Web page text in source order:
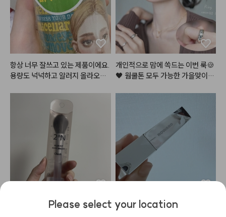
5번 컬러로 눈 두덩이를 전체적으
로 발라주고
9번 컬러로 쌍꺼풀 라인에 음영을
6번 컬러로 눈 두덩이 중앙을 시작
으로 가장자리까지 퍼뜨려 주고
10번 컬러로 눈 꼬리 음영을 준다
- #스킨푸드 버터리 치크 케이크 [
01 베리 앤 크림 ]
볼 중앙을 위주로 퍼뜨려준다
글라세 틴트 [ 06 모브 모
전체적으로 한번 발라주고 안쪽을
위주로 한 번 더 발라준다
리터 섀도우 [ 04 jazz ]
눈밑 애교살 중앙부터 외곽으로 퍼
항상 너무 잘쓰고 있는 제품이에요.
용량도 넉넉하고 알러지 올라오는
개인적으로 맘에 쏙드는 이번 룩🍪
🖤 웜쿨톤 모두 가능한 가을맞이,,
여러분이 궁금해해주신 알리에서
산 렌즈에, 진짜 너어어무 특별하
고 예쁜 레이어드 목걸이, 이 갈색
가디건은 그만입고 싶었는데ㅋㅋ
ㅋ 젤 찰떡이라 삼일째 입었어요ㅎ
그리고 해보고싶던 헤어까지! 영상
곧 들고올게요🫶🏻🤎
#메이크업#화장품정보
부드럽고 사이즈가 딱 맞아요! 길이 재재구매템이에요 너무 좋습니다
Please select your location